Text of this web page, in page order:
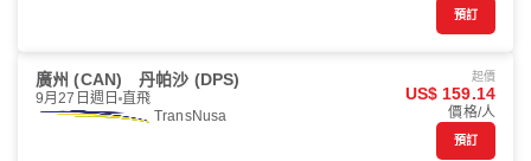
預訂
廣州 (CAN) 丹帕沙 (DPS)
9月27日週日 直飛
TransNusa
起價
US$ 159.14
價格/人
預訂